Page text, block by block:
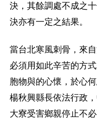
決，其餘調處不成之
決亦有一定之結果。
當台北寒風刺骨，來
必須用如此辛苦的方
胞物與的心懷，於心
楊秋興縣長依法行政
大寮受害鄉親停止不